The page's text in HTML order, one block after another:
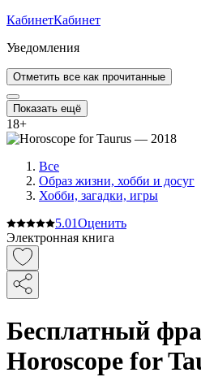
КабинетКабинет
Уведомления
Отметить все как прочитанные
Показать ещё
18+
Все
Образ жизни, хобби и досуг
Хобби, загадки, игры
5.01Оценить
Электронная книга
Бесплатный
Horoscope for